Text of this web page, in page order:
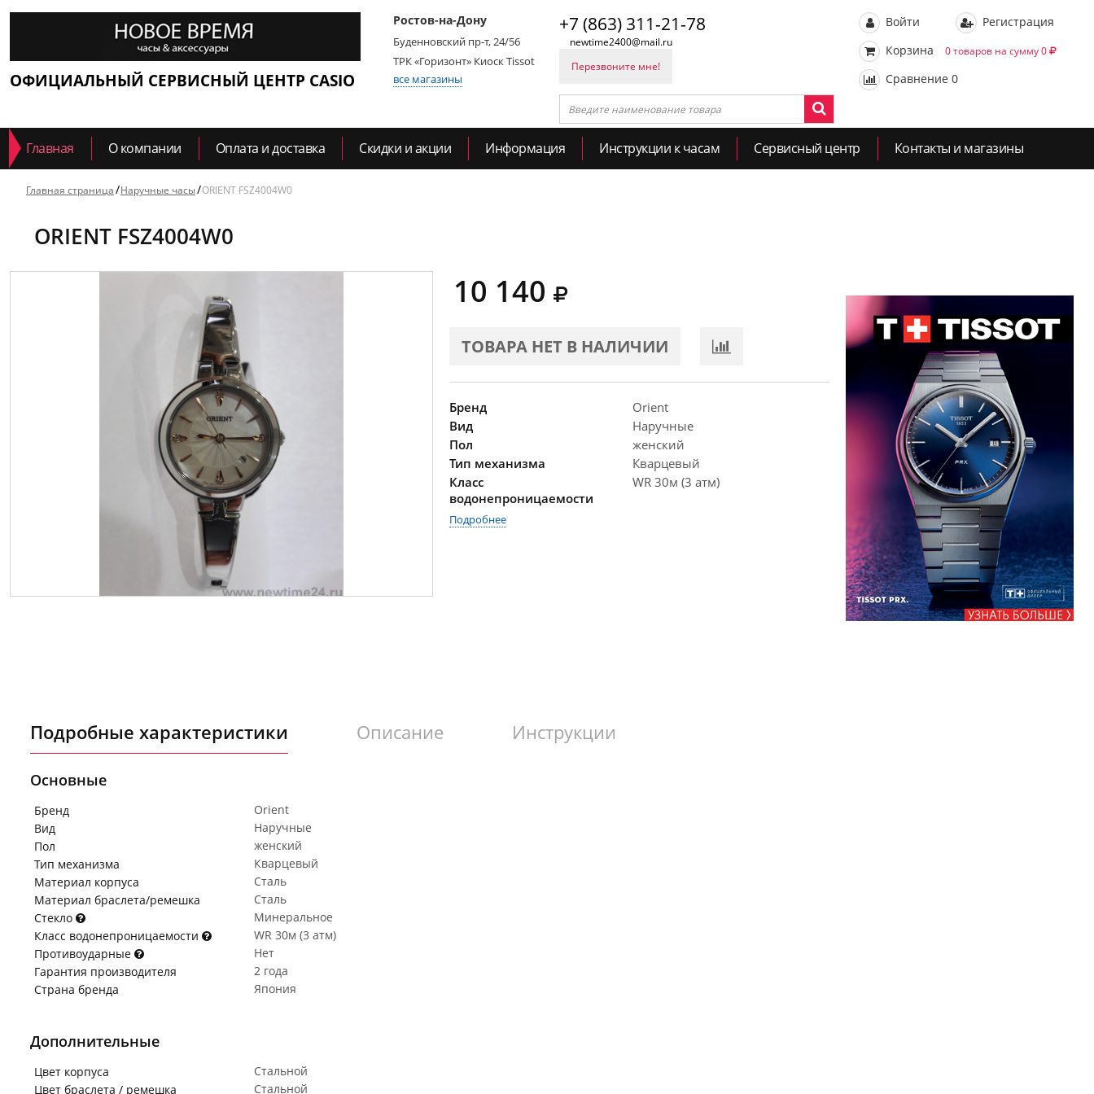
ОФИЦИАЛЬНЫЙ СЕРВИСНЫЙ ЦЕНТР CASIO
Ростов-на-Дону
Буденновский пр-т, 24/56
ТРК «Горизонт» Киоск Tissot
все магазины
+7 (863) 311-21-78
newtime2400@mail.ru
Перезвоните мне!
Войти
Регистрация
Корзина
0 товаров на сумму 0
Сравнение 0
Главная О компании Оплата и доставка Скидки и акции Информация Инструкции к часам Сервисный центр Контакты и магазины
Главная страница Наручные часы ORIENT FSZ4004W0
ORIENT FSZ4004W0
10 140
ТОВАРА НЕТ В НАЛИЧИИ
Бренд
Orient
Вид
Наручные
Пол
женский
Тип механизма
Кварцевый
Класс
водонепроницаемости
WR 30м (3 атм)
Подробнее
Подробные характеристики Описание Инструкции
Основные
Бренд
Orient
Вид
Наручные
Пол
женский
Тип механизма
Кварцевый
Материал корпуса
Сталь
Материал браслета/ремешка
Сталь
Стекло
Минеральное
Класс водонепроницаемости
WR 30м (3 атм)
Противоударные
Нет
Гарантия производителя
2 года
Страна бренда
Япония
Дополнительные
Цвет корпуса
Стальной
Цвет браслета / ремешка
Стальной